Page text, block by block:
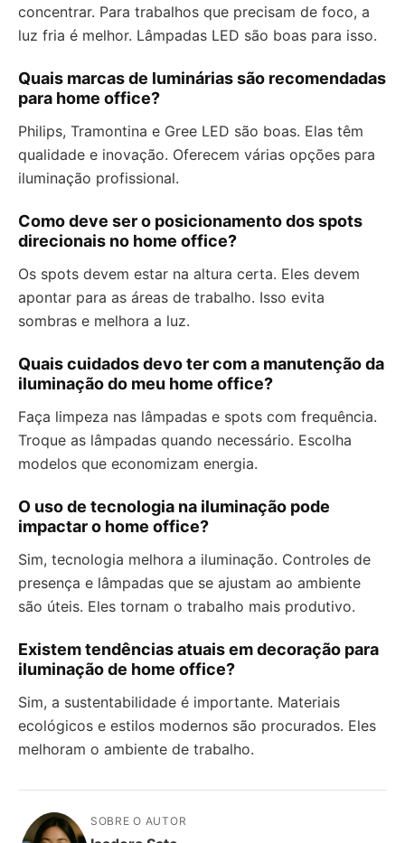
concentrar. Para trabalhos que precisam de foco, a
luz fria é melhor. Lâmpadas LED são boas para isso.
Quais marcas de luminárias são recomendadas
para home office?
Philips, Tramontina e Gree LED são boas. Elas têm
qualidade e inovação. Oferecem várias opções para
iluminação profissional.
Como deve ser o posicionamento dos spots
direcionais no home office?
Os spots devem estar na altura certa. Eles devem
apontar para as áreas de trabalho. Isso evita
sombras e melhora a luz.
Quais cuidados devo ter com a manutenção da
iluminação do meu home office?
Faça limpeza nas lâmpadas e spots com frequência.
Troque as lâmpadas quando necessário. Escolha
modelos que economizam energia.
O uso de tecnologia na iluminação pode
impactar o home office?
Sim, tecnologia melhora a iluminação. Controles de
presença e lâmpadas que se ajustam ao ambiente
são úteis. Eles tornam o trabalho mais produtivo.
Existem tendências atuais em decoração para
iluminação de home office?
Sim, a sustentabilidade é importante. Materiais
ecológicos e estilos modernos são procurados. Eles
melhoram o ambiente de trabalho.
SOBRE O AUTOR